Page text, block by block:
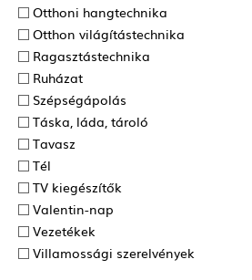
Otthoni hangtechnika
Otthon világítástechnika
Ragasztás­technika
Ruházat
Szépségápolás
Táska, láda, tároló
Tavasz
Tél
TV kiegészítők
Valentin-nap
Vezetékek
Villamossági szerelvények